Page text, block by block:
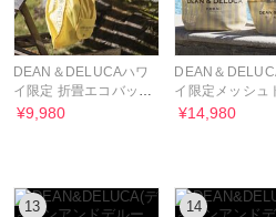
DEAN＆DELUCAハワ
イ限定 折畳エコバッグ
黄
¥9,980
DEAN＆
イ限定メッシュ
黄S
¥14,980
13 14